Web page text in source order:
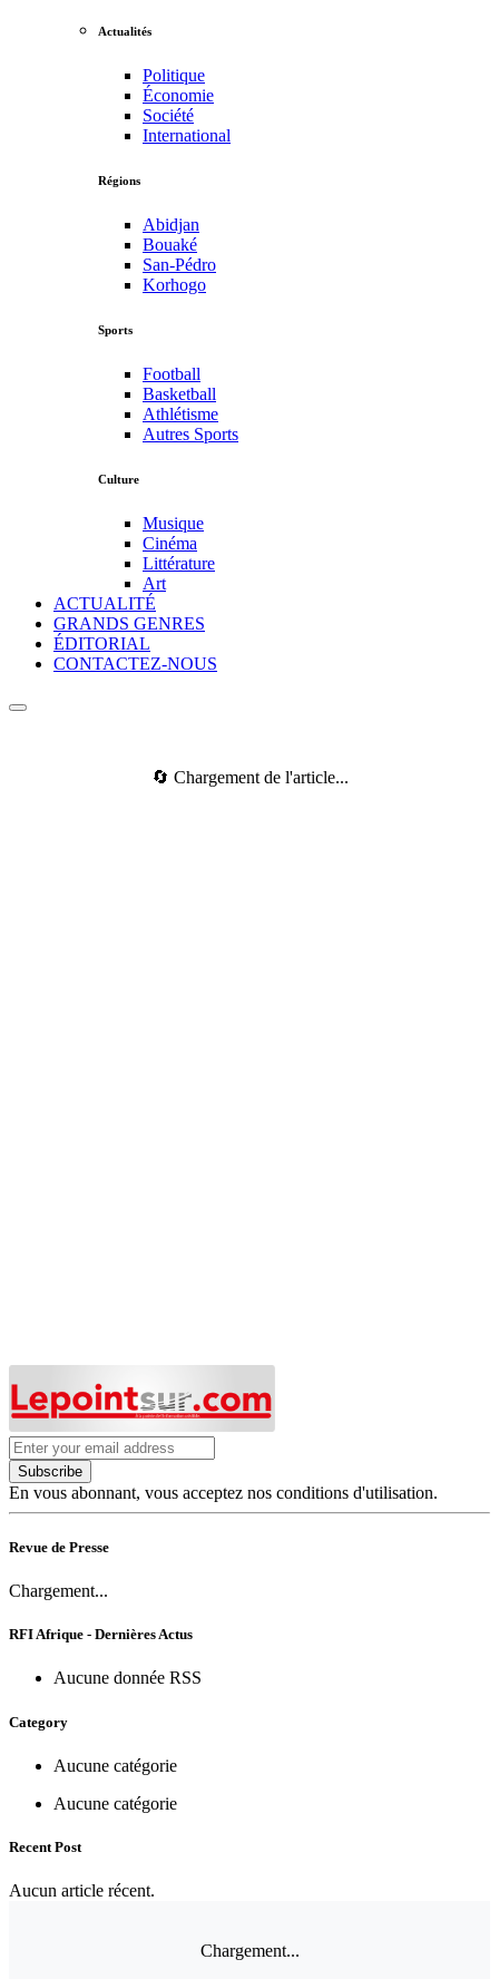
Actualités
Politique
Économie
Société
International
Régions
Abidjan
Bouaké
San-Pédro
Korhogo
Sports
Football
Basketball
Athlétisme
Autres Sports
Culture
Musique
Cinéma
Littérature
Art
ACTUALITÉ
GRANDS GENRES
ÉDITORIAL
CONTACTEZ-NOUS
🔄 Chargement de l'article...
Subscribe
En vous abonnant, vous acceptez nos conditions d'utilisation.
Revue de Presse
Chargement...
RFI Afrique - Dernières Actus
Aucune donnée RSS
Category
Aucune catégorie
Aucune catégorie
Recent Post
Aucun article récent.
Chargement...